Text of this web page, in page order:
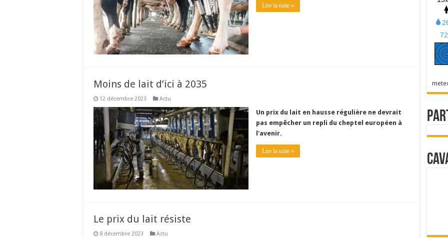
Lire la suite »
Moins de lait d’ici à 2035
12 décembre 2023 Actu
Un prix du lait en hausse régulière ne devrait
pas empêcher un repli du cheptel européen à
l'avenir.
Lire la suite »
Le prix du lait résiste
8 décembre 2023 Actu